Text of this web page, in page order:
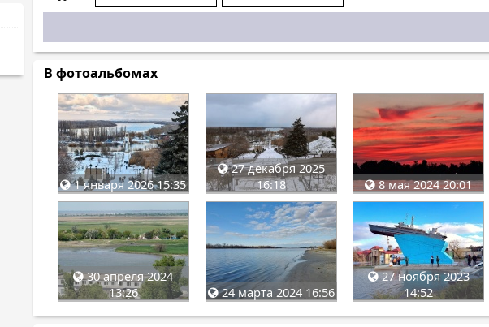
В фотоальбомах
1 января 2026 15:35
27 декабря 2025
16:18
8 мая 2024 20:01
30 апреля 2024
13:26
24 марта 2024 16:56
27 ноября 2023
14:52